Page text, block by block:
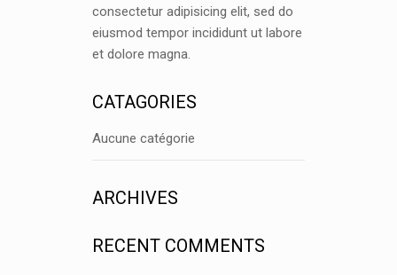
consectetur adipisicing elit, sed do
eiusmod tempor incididunt ut labore
et dolore magna.
CATAGORIES
Aucune catégorie
ARCHIVES
RECENT COMMENTS